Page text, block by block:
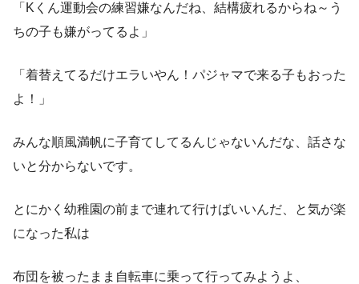
「Kくん運動会の練習嫌なんだね、結構疲れるからね～う
ちの子も嫌がってるよ」
「着替えてるだけエラいやん！パジャマで来る子もおった
よ！」
みんな順風満帆に子育てしてるんじゃないんだな、話さな
いと分からないです。
とにかく幼稚園の前まで連れて行けばいいんだ、と気が楽
になった私は
布団を被ったまま自転車に乗って行ってみようよ、